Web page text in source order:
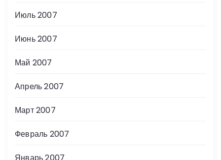
Июль 2007
Июнь 2007
Май 2007
Апрель 2007
Март 2007
Февраль 2007
Январь 2007